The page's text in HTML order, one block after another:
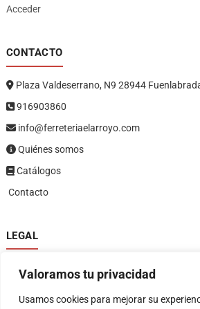
Valoramos tu privacidad
Usamos cookies para mejorar su
Acceder
CONTACTO
Plaza Valdeserrano, N9 28944
916903860
info@ferreteriaelarroyo.com
Quiénes somos
Catálogos
Contacto
LEGAL
Política de privacidad
Política de devoluciones y reembolsos
Términos y condiciones